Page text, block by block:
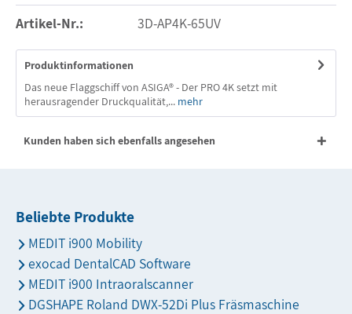
Artikel-Nr.: 3D-AP4K-65UV
Produktinformationen
Das neue Flaggschiff von ASIGA® - Der PRO 4K setzt mit
herausragender Druckqualität,... mehr
Kunden haben sich ebenfalls angesehen
Beliebte Produkte
MEDIT i900 Mobility
exocad DentalCAD Software
MEDIT i900 Intraoralscanner
DGSHAPE Roland DWX-52Di Plus Fräsmaschine